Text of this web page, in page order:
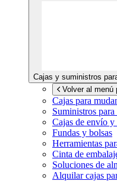
Cajas y suministros
Volver al menú
Cajas para
Suministros para
Cajas de envío y
Fundas y bolsas
Herramientas
Cinta de
Soluciones de
Alquilar cajas